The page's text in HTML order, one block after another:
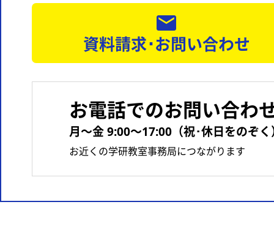
資料請求･お問い合わせ
お電話でのお問い合わ
月〜金 9:00〜17:00（祝･休日をのぞく
お近くの学研教室事務局につながります